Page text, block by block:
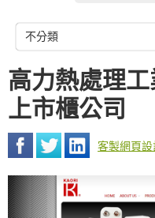
不分類
高力熱處理
上市櫃公司
客製網頁設